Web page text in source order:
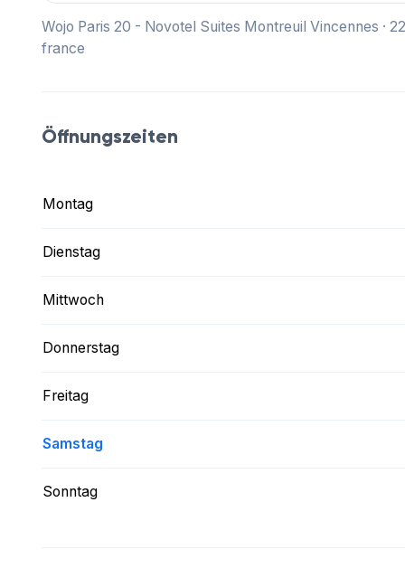
Wojo Paris 20 - Novotel Suites Montreuil Vincennes ·
france
Öffnungszeiten
Montag
Dienstag
Mittwoch
Donnerstag
Freitag
Samstag
Sonntag